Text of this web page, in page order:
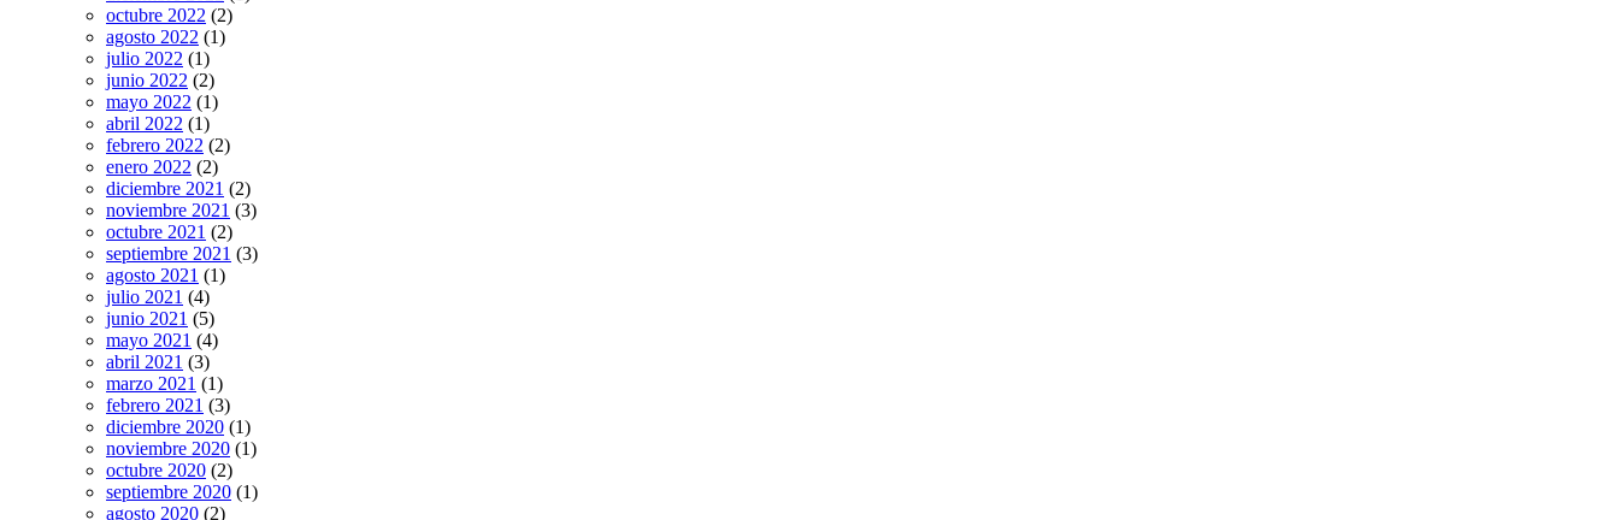
octubre 2022 (2)
agosto 2022 (1)
julio 2022 (1)
junio 2022 (2)
mayo 2022 (1)
abril 2022 (1)
febrero 2022 (2)
enero 2022 (2)
diciembre 2021 (2)
noviembre 2021 (3)
octubre 2021 (2)
septiembre 2021 (3)
agosto 2021 (1)
julio 2021 (4)
junio 2021 (5)
mayo 2021 (4)
abril 2021 (3)
marzo 2021 (1)
febrero 2021 (3)
diciembre 2020 (1)
noviembre 2020 (1)
octubre 2020 (2)
septiembre 2020 (1)
agosto 2020 (2)